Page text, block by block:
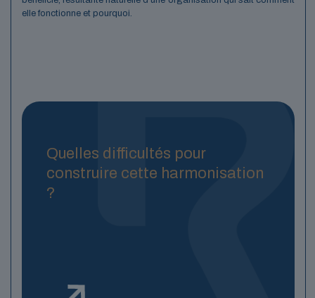
elle fonctionne et pourquoi.
Quelles difficultés pour
construire cette harmonisation
?